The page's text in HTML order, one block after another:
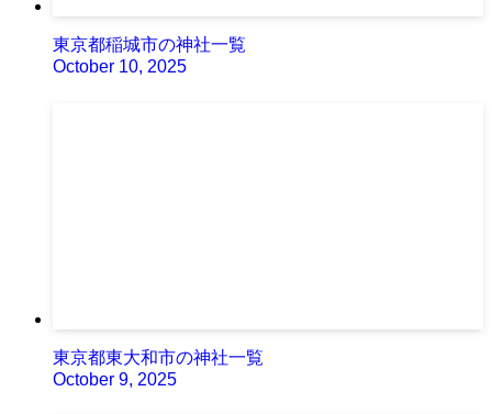
東京都稲城市の神社一覧
October 10, 2025
東京都東大和市の神社一覧
October 9, 2025